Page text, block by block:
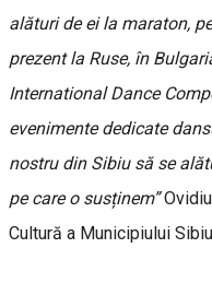
alături de ei la maraton,
prezent la Ruse, în
International Dance
evenimente dedicate
nostru din Sibiu să se
pe care o susținem”Ovidiu
Cultură a Municipiului